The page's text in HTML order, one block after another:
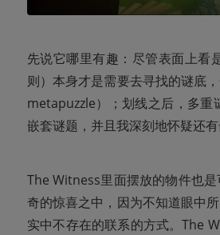
先说它哪里有趣：尽管表面上看
则）本身才是需要去寻找的谜底
metapuzzle）；划线之后，多重
嵌套谜题，并且我深刻地怀疑还有
The Witness里面摆放的物件也
奇的惊喜之中，因为不知道眼中
实中不存在的联系的方式。The